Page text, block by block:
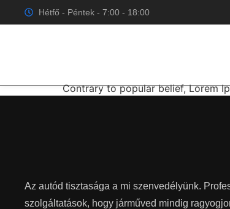
Hétfő - Péntek - 7:00 - 18:00
Címke:
Contrary to popular belief, Lorem
Az autód tisztasága a mi szenvedélyünk.
szolgáltatások, hogy járműved mindig